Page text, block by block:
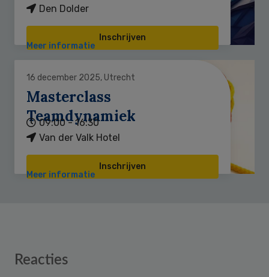
Den Dolder
Inschrijven
Meer informatie
16 december 2025, Utrecht
Masterclass
Teamdynamiek
09:00 - 16:30
Van der Valk Hotel
Inschrijven
Meer informatie
Reader
Reacties